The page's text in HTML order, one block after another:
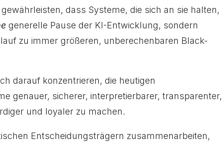
dass Systeme, die sich an sie halten,
generelle Pause der KI-Entwicklung, sondern
zu immer größeren, unberechenbaren Black-
darauf konzentrieren, die heutigen
genauer, sicherer, interpretierbarer, transparenter,
und loyaler zu machen.
Entscheidungsträgern zusammenarbeiten,